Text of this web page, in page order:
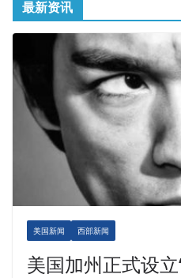
最新资讯
美国新闻 西部新闻
美国加州正式设